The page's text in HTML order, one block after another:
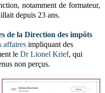
notamment de formateur,
depuis 23 ans.
de la Direction des impôts
affaires impliquant des
le Dr Lionel Krief, qui
non perçus.